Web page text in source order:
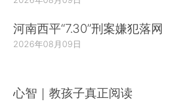
河南西平“7.30”刑案嫌犯落网
2026年08月09日
心智｜教孩子真正阅读